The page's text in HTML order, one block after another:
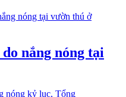
nắng nóng tại